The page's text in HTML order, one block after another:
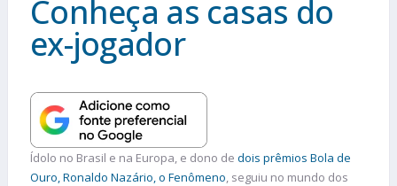
Conheça as casas do
ex-jogador
Ídolo no Brasil e na Europa, e dono de dois prêmios Bola de
Ouro, Ronaldo Nazário, o Fenômeno, seguiu no mundo dos